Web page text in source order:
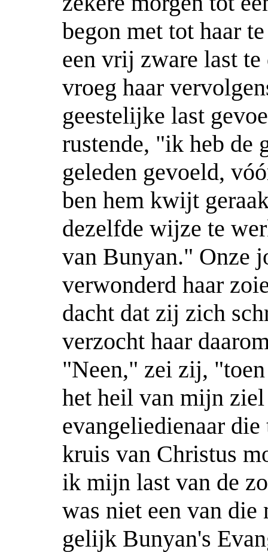
begon met tot haar
een vrij zware last
vroeg haar
geestelijke last
rustende, "ik heb de
geleden gevoeld,
ben hem kwijt
dezelfde wijze te
van Bunyan." Onze
verwonderd haar
dacht dat zij zich
verzocht haar
"Neen," zei zij,
het heil van mijn
evangeliedienaar
kruis van Christus
ik mijn last van de
was niet een van
gelijk Bunyan's